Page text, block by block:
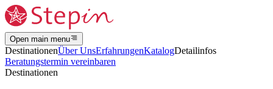
Open main menu
DestinationenÜber UnsErfahrungenKatalogDetailinfos
Beratungstermin vereinbaren
Destinationen